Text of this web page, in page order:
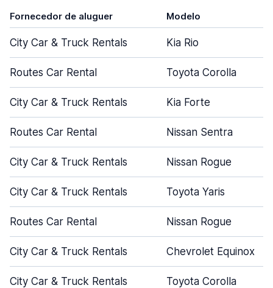
Fornecedor de aluguer Modelo
City Car & Truck Rentals Kia Rio
Routes Car Rental Toyota Corolla
City Car & Truck Rentals Kia Forte
Routes Car Rental Nissan Sentra
City Car & Truck Rentals Nissan Rogue
City Car & Truck Rentals Toyota Yaris
Routes Car Rental Nissan Rogue
City Car & Truck Rentals Chevrolet Equinox
City Car & Truck Rentals Toyota Corolla